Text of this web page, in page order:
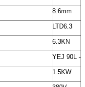
8.6mm
LTD6.3
6.3KN
YEJ 90L -4
1.5KW